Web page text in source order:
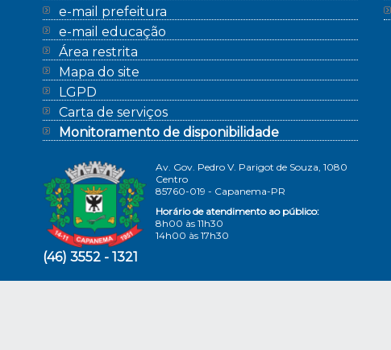
e-mail prefeitura
e-mail educação
Área restrita
Mapa do site
LGPD
Carta de serviços
Monitoramento de disponibilidade
Av. Gov. Pedro V. Parigot de Souza, 1080
Centro
85760-019 - Capanema-PR
Horário de atendimento ao público:
8h00 às 11h30
14h00 às 17h30
(46) 3552 - 1321